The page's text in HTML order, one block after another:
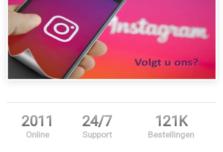
2011
Online
24/7
Support
121K
Bestellingen